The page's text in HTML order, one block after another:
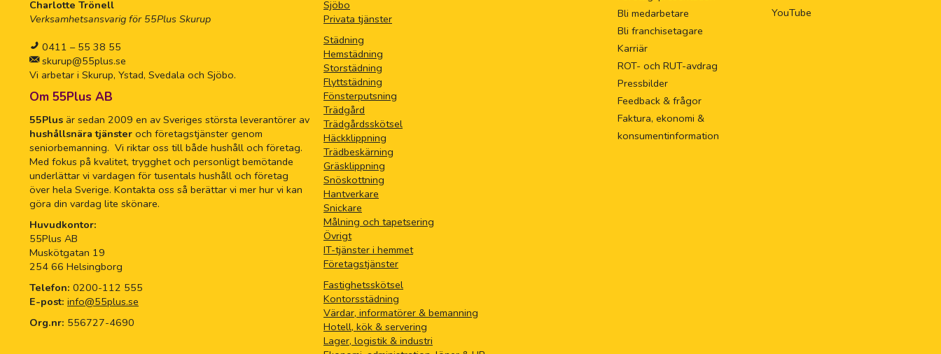
Charlotte Trönell
Verksamhetsansvarig för 55Plus Skurup
0411 – 55 38 55
skurup@55plus.se
Vi arbetar i Skurup, Ystad, Svedala och Sjöbo.
Om 55Plus AB
55Plus är sedan 2009 en av Sveriges största leverantörer av
hushållsnära tjänster och företagstjänster genom
seniorbemanning. Vi riktar oss till både hushåll och företag.
Med fokus på kvalitet, trygghet och personligt bemötande
underlättar vi vardagen för tusentals hushåll och företag
över hela Sverige. Kontakta oss så berättar vi mer hur vi kan
göra din vardag lite skönare.
Huvudkontor:
55Plus AB
Muskötgatan 19
254 66 Helsingborg
Telefon: 0200-112 555
E-post: info@55plus.se
Org.nr: 556727-4690
Sjöbo
Privata tjänster
Städning
Hemstädning
Storstädning
Flyttstädning
Fönsterputsning
Trädgård
Trädgårdsskötsel
Häckklippning
Trädbeskärning
Gräsklippning
Snöskottning
Hantverkare
Snickare
Målning och tapetsering
Övrigt
IT-tjänster i hemmet
Företagstjänster
Fastighetsskötsel
Kontorsstädning
Värdar, informatörer & bemanning
Hotell, kök & servering
Lager, logistik & industri
Bli medarbetare
Bli franchisetagare
Karriär
ROT- och RUT-avdrag
Pressbilder
Feedback & frågor
Faktura, ekonomi &
konsumentinformation
YouTube